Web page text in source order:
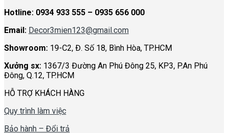
Hotline: 0934 933 555 – 0935 656 000
Email: Decor3mien123@gmail.com
Showroom: 19-C2, Đ. Số 18, Bình Hòa, TP.HCM
Xưởng sx: 1367/3 Đường An Phú Đông 25, KP3, P.An Phú
Đông, Q.12, TP.HCM
HỖ TRỢ KHÁCH HÀNG
Quy trình làm việc
Bảo hành – Đổi trả